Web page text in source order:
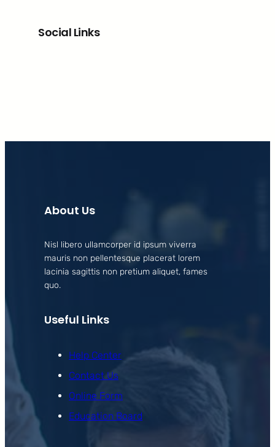
Social Links
About Us
Nisl libero ullamcorper id ipsum viverra
mauris non pellentesque placerat lorem
lacinia sagittis non pretium aliquet, fames
quo.
Useful Links
Help Center
Contact Us
Online Form
Education Board